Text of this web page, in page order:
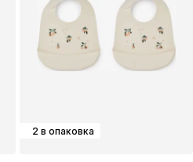
2 в опаковка